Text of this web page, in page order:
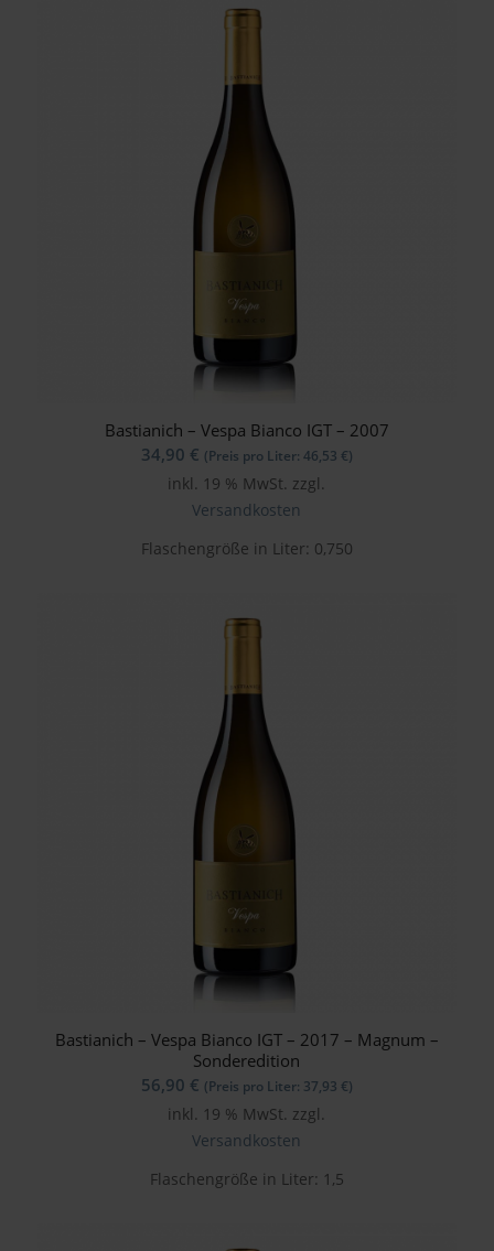
Bastianich – Vespa Bianco IGT – 2007
34,90 € (Preis pro Liter: 46,53 €)
inkl. 19 % MwSt. zzgl.
Versandkosten
Flaschengröße in Liter: 0,750
Bastianich – Vespa Bianco IGT – 2017 – Magnum –
Sonderedition
56,90 € (Preis pro Liter: 37,93 €)
inkl. 19 % MwSt. zzgl.
Versandkosten
Flaschengröße in Liter: 1,5